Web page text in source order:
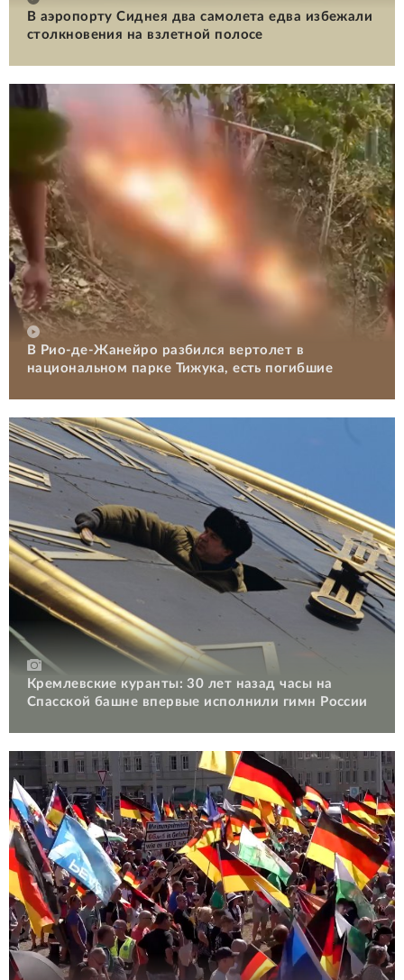
В аэропорту Сиднея два самолета едва избежали
столкновения на взлетной полосе
В Рио-де-Жанейро разбился вертолет в
национальном парке Тижука, есть погибшие
Кремлевские куранты: 30 лет назад часы на
Спасской башне впервые исполнили гимн России